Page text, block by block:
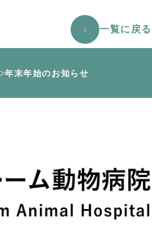
一覧に戻る
年末年始のお知らせ